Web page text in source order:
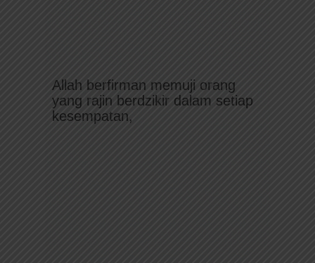
Allah berfirman memuji orang
yang rajin berdzikir dalam setiap
kesempatan,